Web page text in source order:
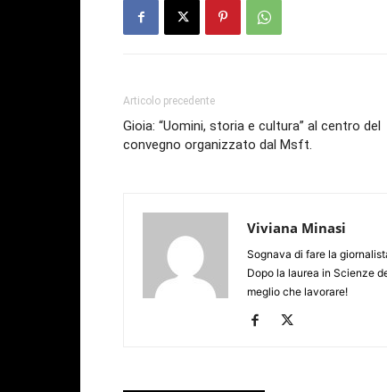
Articolo precedente
Gioia: “Uomini, storia e cultura” al centro del
convegno organizzato dal Msft.
Viviana Minasi
Sognava di fare la
Dopo la laurea in Scienze
meglio che lavorare!